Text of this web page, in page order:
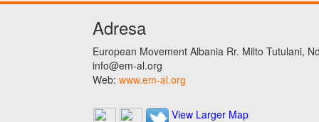
Adresa
European Movement Albania Rr. Milto Tutulani,
info@em-al.org
Web: www.em-al.org
View Larger Map